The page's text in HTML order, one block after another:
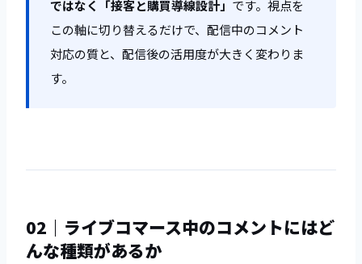
ではなく「接客と購買導線設計」 です。視点を
この軸に切り替えるだけで、配信中のコメント
対応の質と、配信後の活用度が大きく変わりま
す。
02｜ライブコマース中のコメントにはど
んな種類があるか